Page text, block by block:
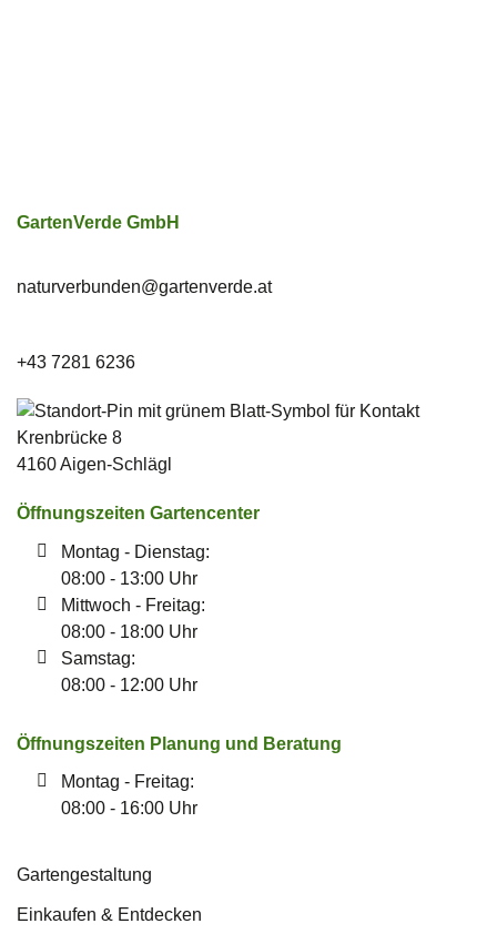
GartenVerde GmbH
naturverbunden­@gartenverde.at
+43 7281 6236
Krenbrücke 8
4160 Aigen-Schlägl
Öffnungszeiten Gartencenter
Montag - Dienstag:
08:00 - 13:00 Uhr
Mittwoch - Freitag:
08:00 - 18:00 Uhr
Samstag:
08:00 - 12:00 Uhr
Öffnungszeiten Planung und Beratung
Montag - Freitag:
08:00 - 16:00 Uhr
Gartengestaltung
Einkaufen & Entdecken